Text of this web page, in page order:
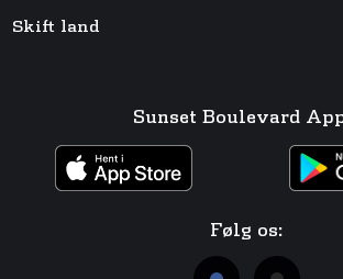
Skift land
Sunset Boulevard
Følg os: